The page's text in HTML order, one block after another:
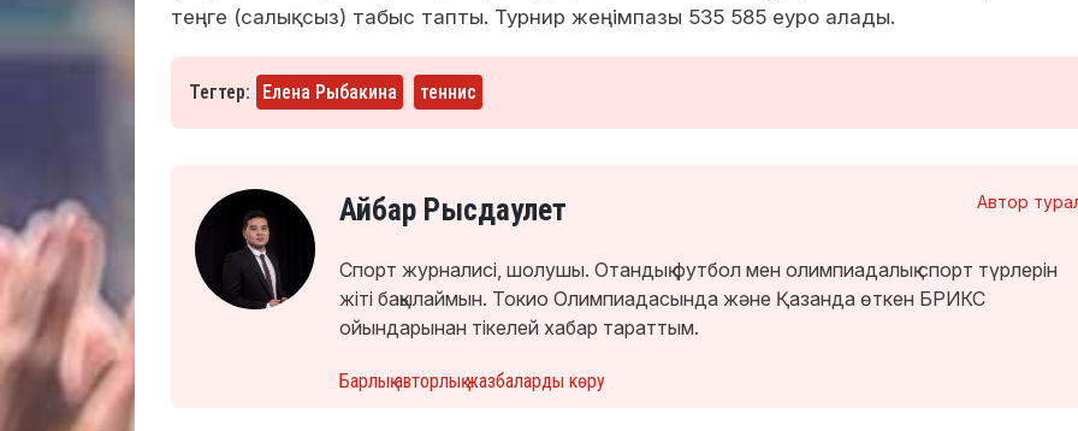
теңге (салықсыз) табыс тапты. Турнир жеңімпазы 535 585 еуро алады.
Тегтер: Елена Рыбакина теннис
Автор
Айбар Рысдаулет
Спорт журналисі, шолушы. Отандық футбол мен олимпиадалық спорт түрлерін
жіті бақылаймын. Токио Олимпиадасында және Қазанда өткен БРИКС
ойындарынан тікелей хабар тараттым.
Барлық авторлық жазбаларды көру